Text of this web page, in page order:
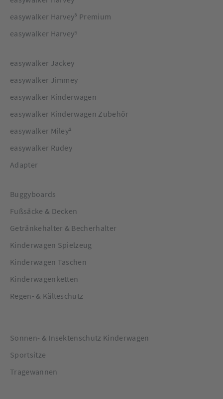
easywalker Harvey³ Premium
easywalker Harvey⁵
easywalker Jackey
easywalker Jimmey
easywalker Kinderwagen
easywalker Kinderwagen Zubehör
easywalker Miley²
easywalker Rudey
Adapter
Buggyboards
Fußsäcke & Decken
Getränkehalter & Becherhalter
Kinderwagen Spielzeug
Kinderwagen Taschen
Kinderwagenketten
Regen- & Kälteschutz
Sonnen- & Insektenschutz Kinderwagen
Sportsitze
Tragewannen